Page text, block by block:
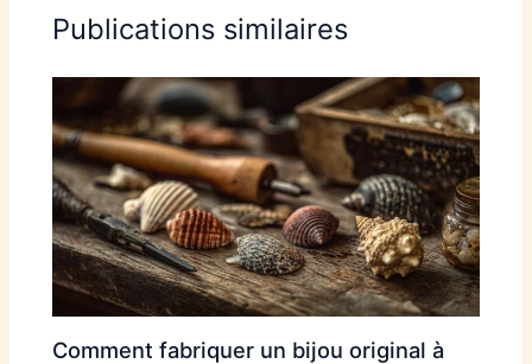
Publications similaires
Comment fabriquer un bijou original à